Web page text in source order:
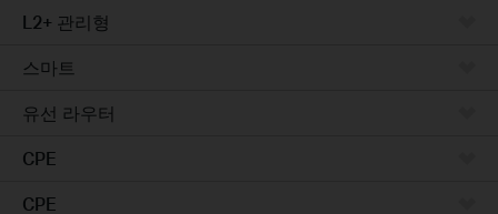
L2+ 관리형
스마트
유선 라우터
CPE
CPE